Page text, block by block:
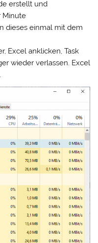
erstellt und
Minute
dieses einmal mit dem
Excel anklicken, Task
wieder verlassen. Excel